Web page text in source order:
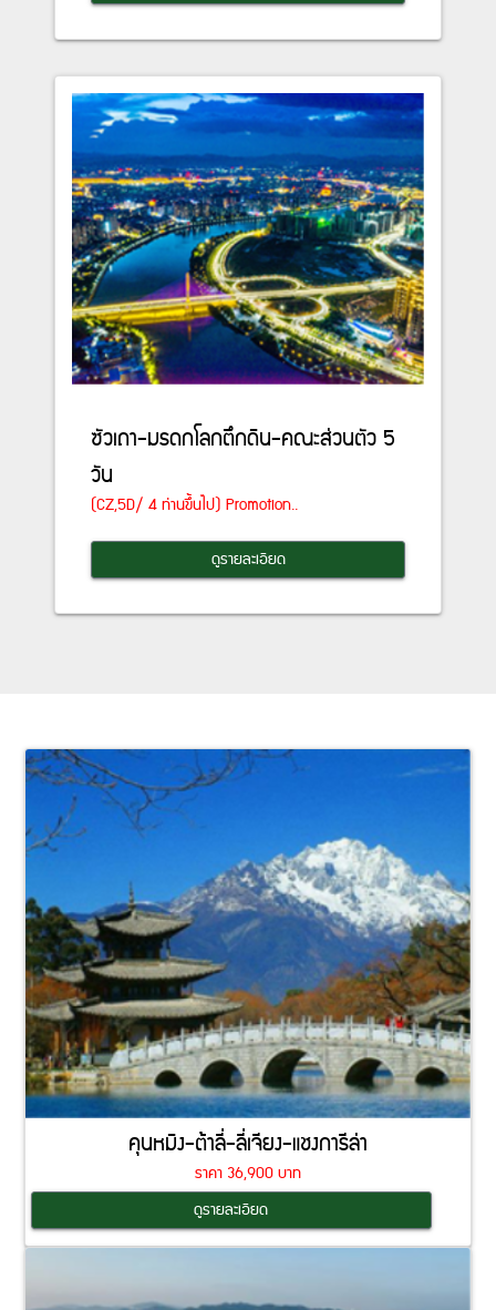
ซัวเถา-มรดกโลกตึกดิน-คณะส่วนตัว 5
วัน
(CZ,5D/ 4 ท่านขึ้นไป) Promotion..
ดูรายละเอียด
คุนหมิง-ต้าลี่-ลี่เจียง-แชงการีล่า
ราคา 36,900 บาท
Coming Soon
ดูรายละเอียด